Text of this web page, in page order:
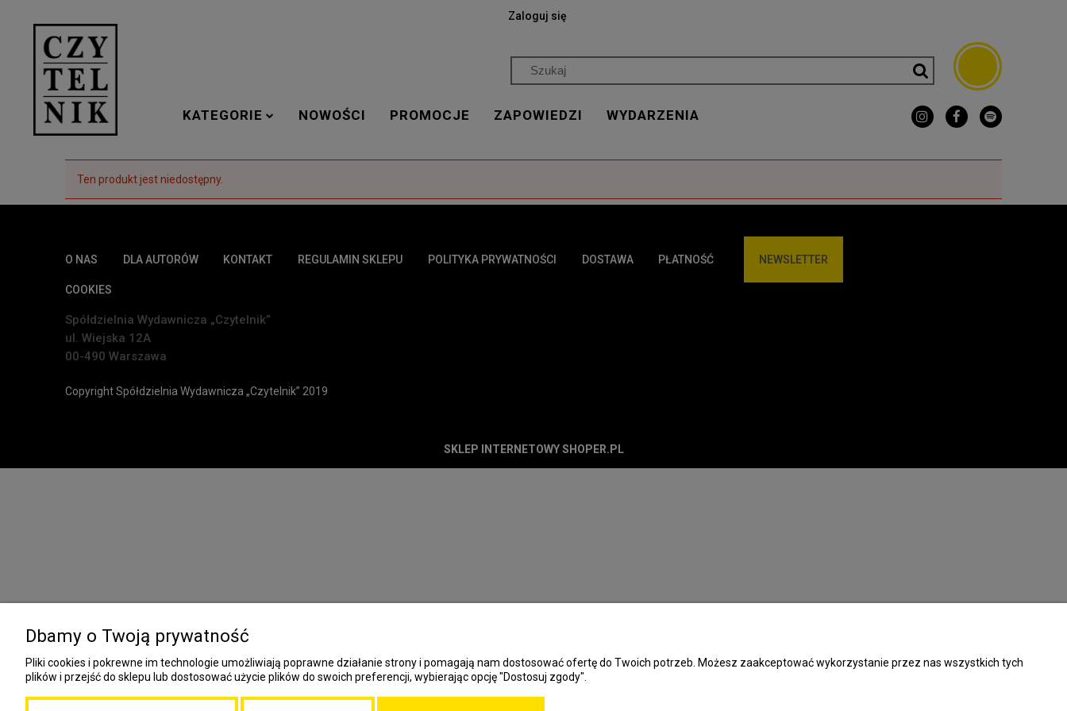
Zaloguj się
KATEGORIE NOWOŚCI PROMOCJE ZAPOWIEDZI WYDARZENIA
Ten produkt jest niedostępny.
O NAS DLA AUTORÓW KONTAKT REGULAMIN SKLEPU POLITYKA PRYWATNOŚCI DOSTAWA PŁATNOŚĆ NEWSLETTER
COOKIES
Spółdzielnia Wydawnicza „Czytelnik”
ul. Wiejska 12A
00-490 Warszawa
Copyright Spółdzielnia Wydawnicza „Czytelnik” 2019
SKLEP INTERNETOWY SHOPER.PL
Dbamy o Twoją prywatność
Pliki cookies i pokrewne im technologie umożliwiają poprawne działanie strony i pomagają nam dostosować ofertę do Twoich potrzeb. Możesz zaakceptować wykorzystanie przez nas wszystkich tych
plików i przejść do sklepu lub dostosować użycie plików do swoich preferencji, wybierając opcję "Dostosuj zgody".